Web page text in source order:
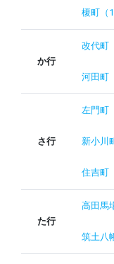
榎町（1
か行
改代町
河田町
さ行
左門町
新小川
住吉町
た行
高田馬
筑土八